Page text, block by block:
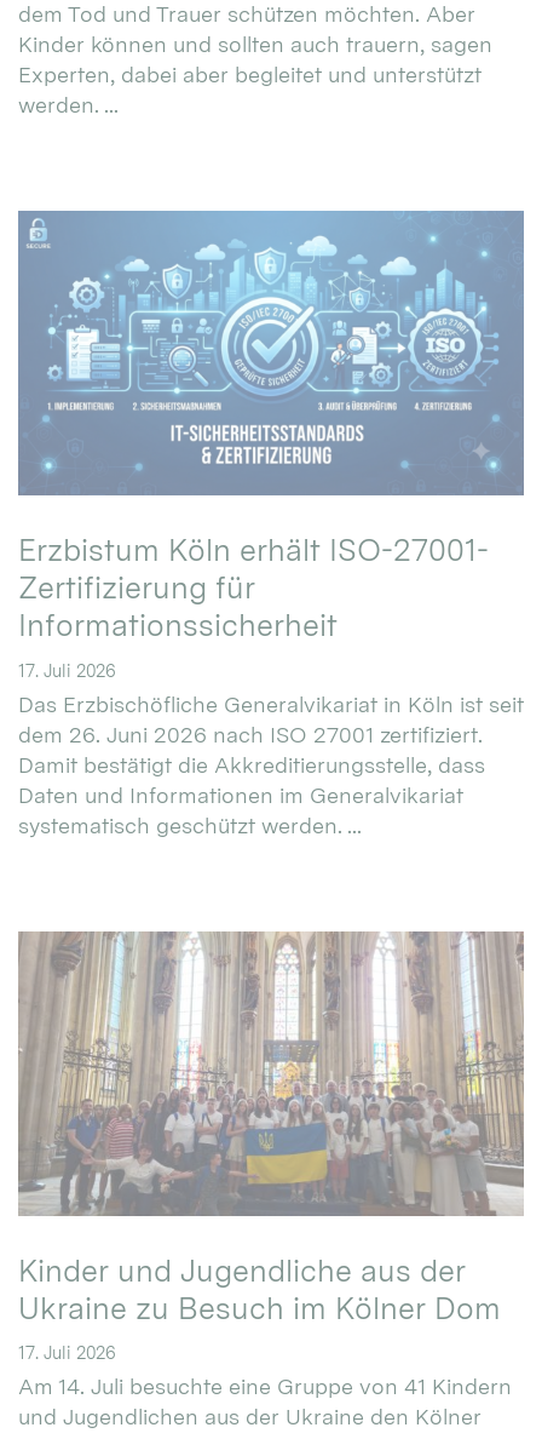
dem Tod und Trauer schützen möchten. Aber
Kinder können und sollten auch trauern, sagen
Experten, dabei aber begleitet und unterstützt
werden. ...
Erzbistum Köln erhält ISO-27001-
Zertifizierung für
Informationssicherheit
17. Juli 2026
Das Erzbischöfliche Generalvikariat in Köln ist seit
dem 26. Juni 2026 nach ISO 27001 zertifiziert.
Damit bestätigt die Akkreditierungsstelle, dass
Daten und Informationen im Generalvikariat
systematisch geschützt werden. ...
Kinder und Jugendliche aus der
Ukraine zu Besuch im Kölner Dom
17. Juli 2026
Am 14. Juli besuchte eine Gruppe von 41 Kindern
und Jugendlichen aus der Ukraine den Kölner